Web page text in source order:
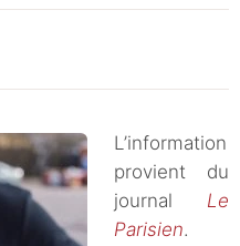
L’information
provient du
journal Le
Parisien.